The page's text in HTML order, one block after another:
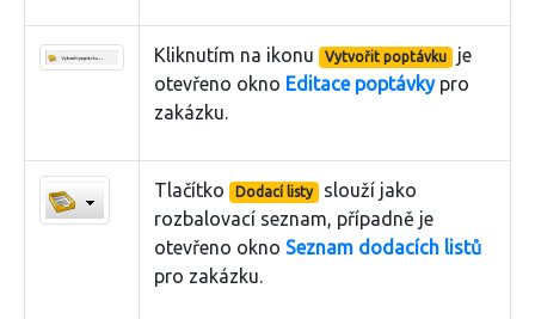
Kliknutím na ikonu Vytvořit poptávku
je
otevřeno okno Editace poptávkypro
zakázku.
Tlačítko Dodací listy
slouží jako
rozbalovací seznam, případně je
otevřeno okno Seznam dodacích listů
pro zakázku.